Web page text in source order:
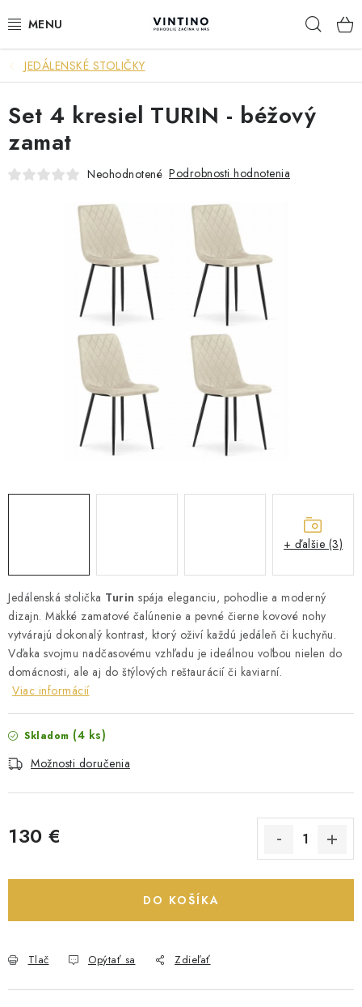
na
NÁBYTOK
VÝPREDAJ
ZÁVESNÉ HOJDACIE KRESLÁ
JEDÁLENSKÉ STOLY
JEDÁLENSKÉ STOLIČKY
ZÁHRADNÝ NÁBYTOK
STOJANY A REGÁLY
SKRIŇA NA TOPANKY
FAQ - NAJČASTEJŠIE OTÁZKY
Všeobecné obchodné podmienky
Reklamácia vrátenie tovaru
Kontakty
JEDÁLENSKÉ STOLIČKY
Jedálenská stolička Turin spája eleganciu, pohodlie a moderný
dizajn. Mäkké zamatové čalúnenie a pevné čierne kovové nohy
vytvárajú dokonalý kontrast, ktorý oživí každú jedáleň či kuchyňu.
Vďaka svojmu nadčasovému vzhľadu je ideálnou voľbou nielen do
domácnosti, ale aj do štýlových reštaurácií či kaviarní.
Viac informácií
Skladom (4 ks)
Možnosti doručenia
130 €
DO KOŠÍKA
Tlač Opýtať sa Zdieľať
Set 4 kresiel TURIN - béžový
zamat
Neohodnotené Podrobnosti hodnotenia
+ ďalšie (3)